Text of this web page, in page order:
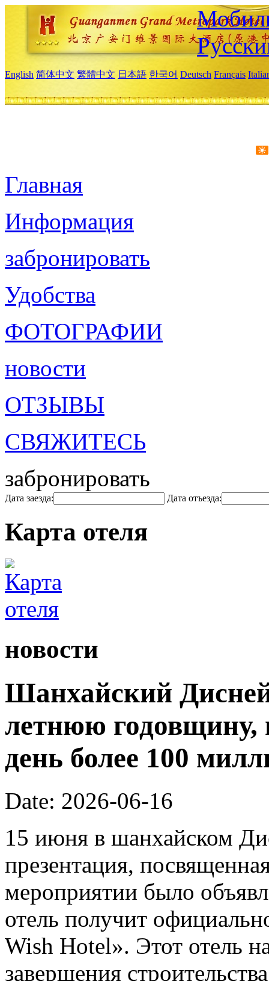
English 简体中文 繁體中文 日本語 한국어 Deutsch Français
Главная
Информация
забронировать
Удобства
ФОТОГРАФИИ
новости
ОТЗЫВЫ
СВЯЖИТЕСЬ
забронировать
Дата заезда: Дата отъезда:
Карта отеля
новости
Шанхайский
летнюю годовщину,
день более 100
Date: 2026-06-16
15 июня в шанхайском
презентация,
мероприятии было
отель получит
Wish Hotel». Этот отель
завершения